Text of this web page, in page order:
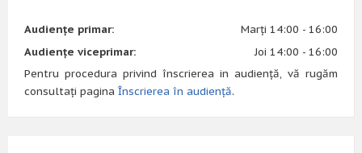
Audiențe primar:
Marți 14:00 - 16:00
Audiențe viceprimar:
Joi 14:00 - 16:00
Pentru procedura privind înscrierea in audiență, vă rugăm
consultați pagina Înscrierea în audiență.